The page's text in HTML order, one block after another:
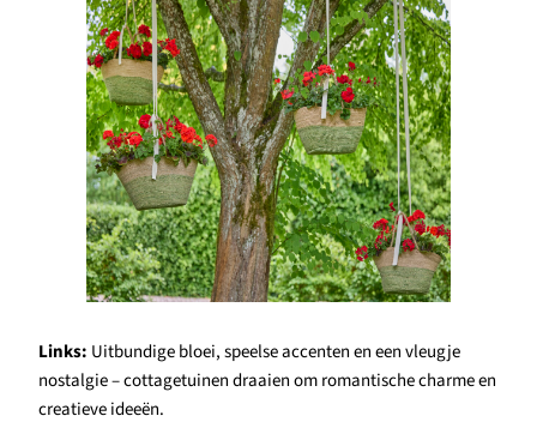
Links: Uitbundige bloei, speelse accenten en een vleugje
nostalgie – cottagetuinen draaien om romantische charme en
creatieve ideeën.